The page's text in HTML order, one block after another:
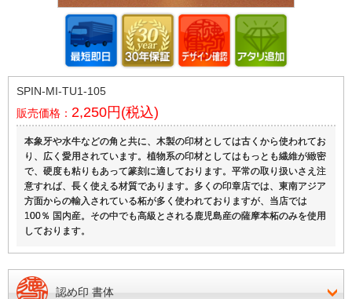
SPIN-MI-TU1-105
販売価格： 2,250円(税込)
本象牙や水牛などの角と共に、木製の印材としては古くから使われてお
り、広く愛用されています。植物系の印材としてはもっとも繊維が緻密
で、硬度も粘りもあって篆刻に適しております。平常の取り扱いさえ注
意すれば、長く使える材質であります。多くの印章店では、東南アジア
方面からの輸入されている柘が多く使われておりますが、当店では
100％ 国内産。その中でも高級とされる鹿児島産の薩摩本柘のみを使用
しております。
認め印 書体